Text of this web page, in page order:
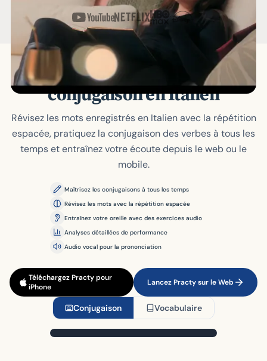
COMPATIBLE AVEC
Pratique du vocabulaire et de la
conjugaison en Italien
Révisez les mots enregistrés en Italien avec la répétition
espacée, pratiquez la conjugaison des verbes à tous les
temps et entraînez votre écoute depuis le web ou le
mobile.
Maîtrisez les conjugaisons à tous les temps
Révisez les mots avec la répétition espacée
Entraînez votre oreille avec des exercices audio
Analyses détaillées de performance
Audio vocal pour la prononciation
Téléchargez Practy pour
iPhone
Lancez Practy sur le Web
Conjugaison Vocabulaire